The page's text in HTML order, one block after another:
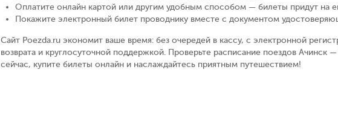
Оплатите онлайн картой или другим удобным способом — билеты придут на
Покажите электронный билет проводнику вместе с документом
Сайт Poezda.ru экономит ваше время: без очередей в кассу, с электронной
возврата и круглосуточной поддержкой. Проверьте расписание поездов Ачинск
сейчас, купите билеты онлайн и наслаждайтесь приятным путешествием!